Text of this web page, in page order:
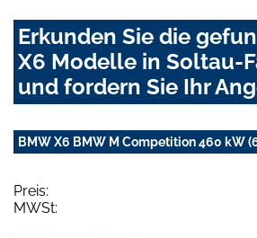
Erkunden Sie die
X6 Modelle in Soltau-
und fordern Sie Ihr
BMW X6 BMW M Competition 460 kW
Preis:
MWSt: